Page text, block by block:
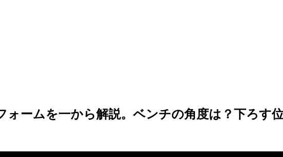
ームを一から解説。ベンチの角度は？下ろす